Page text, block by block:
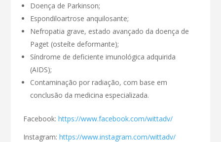
Doença de Parkinson;
Espondiloartrose anquilosante;
Nefropatia grave, estado avançado da doença de
Paget (osteíte deformante);
Síndrome de deficiente imunológica adquirida
(AIDS);
Contaminação por radiação, com base em
conclusão da medicina especializada.
Facebook:https://www.facebook.com/wittadv/
Instagram:https://www.instagram.com/wittadv/